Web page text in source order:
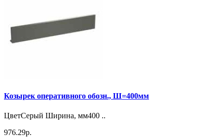
Козырек оперативного обозн., Ш=400мм
ЦветСерый Ширина, мм400 ..
976.29р.